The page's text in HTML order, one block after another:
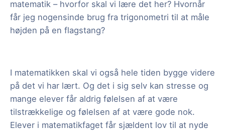
matematik – hvorfor skal vi lære det her? Hvornår
får jeg nogensinde brug fra trigonometri til at måle
højden på en flagstang?
I matematikken skal vi også hele tiden bygge videre
på det vi har lært. Og det i sig selv kan stresse og
mange elever får aldrig følelsen af at være
tilstrækkelige og følelsen af at være gode nok.
Elever i matematikfaget får sjældent lov til at nyde